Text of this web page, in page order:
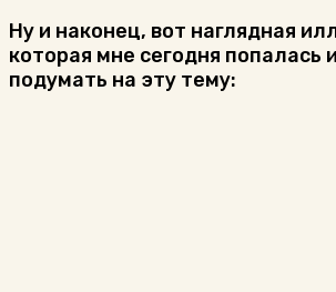
Ну и наконец, вот наглядная
которая мне сегодня попалась
подумать на эту тему: